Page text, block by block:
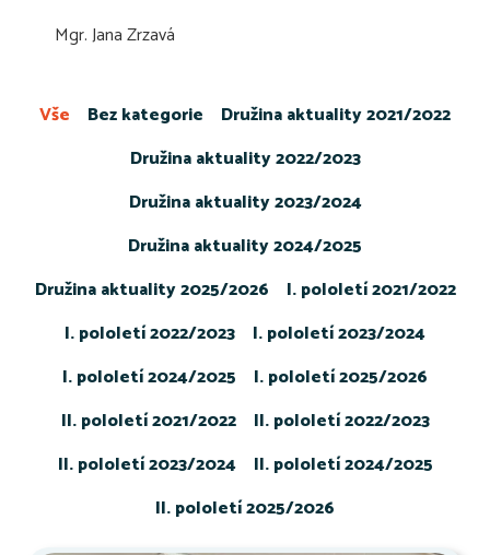
Mgr. Jana Zrzavá
Bez kategorie
Družina aktuality 2021/2022
Družina aktuality 2022/2023
Družina aktuality 2023/2024
Družina aktuality 2024/2025
Družina aktuality 2025/2026
I. pololetí 2021/2022
I. pololetí 2022/2023
I. pololetí 2023/2024
I. pololetí 2024/2025
I. pololetí 2025/2026
II. pololetí 2021/2022
II. pololetí 2022/2023
II. pololetí 2023/2024
II. pololetí 2024/2025
II. pololetí 2025/2026
Vše